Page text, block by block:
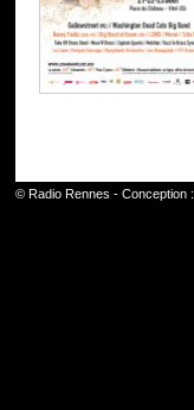
© Radio Rennes - Conception :